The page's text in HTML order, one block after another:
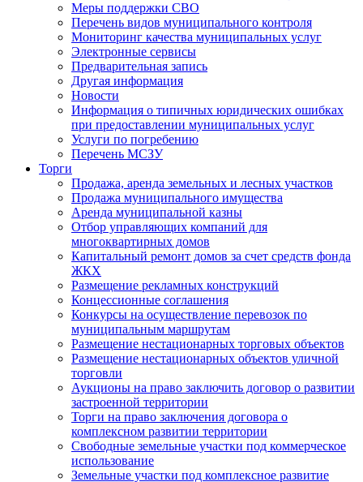
Меры поддержки СВО
Перечень видов муниципального контроля
Мониторинг качества муниципальных услуг
Электронные сервисы
Предварительная запись
Другая информация
Новости
Информация о типичных юридических ошибках
при предоставлении муниципальных услуг
Услуги по погребению
Перечень МСЗУ
Торги
Продажа, аренда земельных и лесных участков
Продажа муниципального имущества
Аренда муниципальной казны
Отбор управляющих компаний для
многоквартирных домов
Капитальный ремонт домов за счет средств фонда
ЖКХ
Размещение рекламных конструкций
Концессионные соглашения
Конкурсы на осуществление перевозок по
муниципальным маршрутам
Размещение нестационарных торговых объектов
Размещение нестационарных объектов уличной
торговли
Аукционы на право заключить договор о развитии
застроенной территории
Торги на право заключения договора о
комплексном развитии территории
Свободные земельные участки под коммерческое
использование
Земельные участки под комплексное развитие